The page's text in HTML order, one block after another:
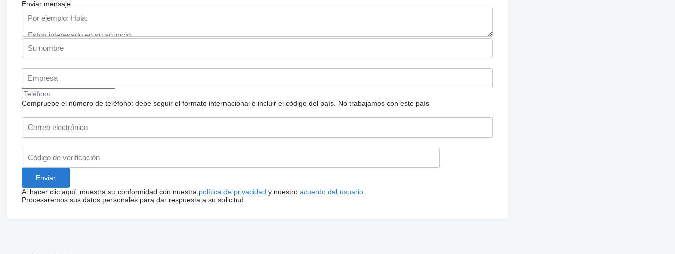
Enviar mensaje
Compruebe el número de teléfono: debe seguir el formato internacional e incluir el código del país. No trabajamos con este país
Al hacer clic aquí, muestra su conformidad con nuestra política de privacidad y nuestro acuerdo del usuario.
Procesaremos sus datos personales para dar respuesta a su solicitud.